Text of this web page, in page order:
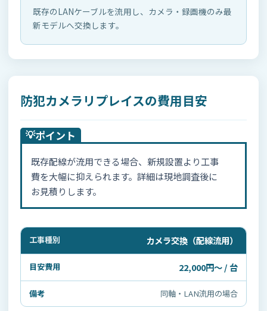
既存のLANケーブルを流用し、カメラ・録画機のみ最
新モデルへ交換します。
防犯カメラリプレイスの費用目安
💡ポイント
既存配線が流用できる場合、新規設置より工事
費を大幅に抑えられます。詳細は現地調査後に
お見積りします。
カメラ交換（配線流用）
22,000円〜 / 台
同軸・LAN流用の場合